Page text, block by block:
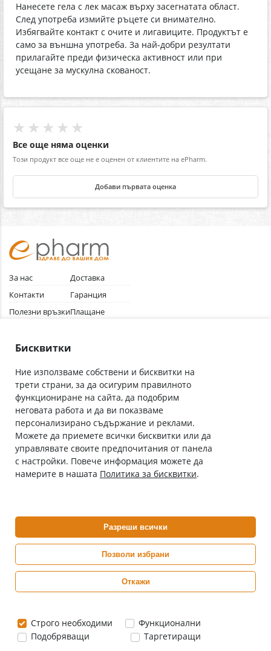
Нанесете гела с лек масаж върху засегнатата област.
След употреба измийте ръцете си внимателно.
Избягвайте контакт с очите и лигавиците. Продуктът е
само за външна употреба. За най-добри резултати
прилагайте преди физическа активност или при
усещане за мускулна скованост.
★★★★★
Все още няма оценки
Този продукт все още не е оценен от клиентите на ePharm.
Добави първата оценка
За нас
Контакти
Полезни връзки
Общи условия
Доставка
Гаранция
Плащане
Абонирай се за нашия бюлетин
С абонамента се съгласявам сПолитиката за лични данни.
Онлайн аптека, част от аптеки „Ванчева“
ePharm е лицензирана онлайн аптека от
Изпълнителна Агенция по Лекарствата
0882 444 666
Цените са в евро / лева с включен ДДС
Бисквитки
Ние използваме собствени и бисквитки на
трети страни, за да осигурим правилното
функциониране на сайта, да подобрим
неговата работа и да ви показваме
персонализирано съдържание и реклами.
Можете да приемете всички бисквитки или да
управлявате своите предпочитания от панела
с настройки. Повече информация можете да
намерите в нашата Политика за бисквитки.
Разреши всички
Позволи избрани
Откажи
Строго необходими
Функционални
Подобряващи
Таргетиращи